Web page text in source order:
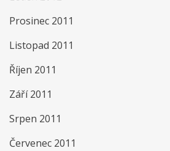
Prosinec 2011
Listopad 2011
Říjen 2011
Září 2011
Srpen 2011
Červenec 2011